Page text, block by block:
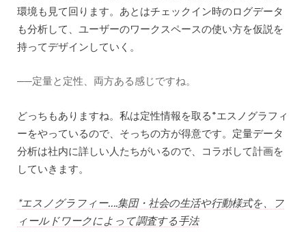
環境も見て回ります。あとはチェックイン時のログデータ
も分析して、ユーザーのワークスペースの使い方を仮説を
持ってデザインしていく。
──定量と定性、両方ある感じですね。
どっちもありますね。私は定性情報を取る*エスノグラフィ
ーをやっているので、そっちの方が得意です。定量データ
分析は社内に詳しい人たちがいるので、コラボして計画を
していきます。
*エスノグラフィー….集団・社会の生活や行動様式を、フ
ィールドワークによって調査する手法